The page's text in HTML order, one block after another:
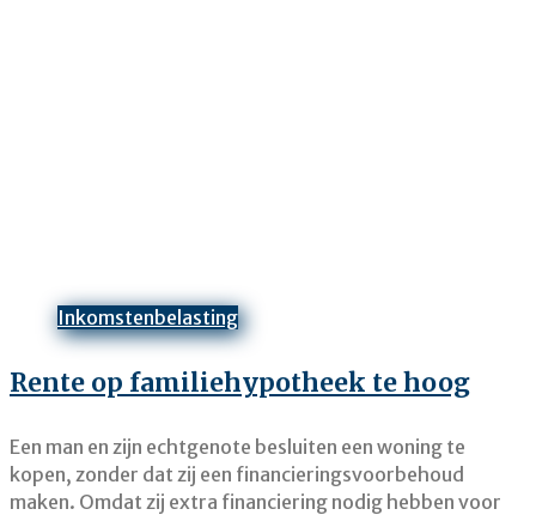
Inkomstenbelasting
Rente op familiehypotheek te hoog
Een man en zijn echtgenote besluiten een woning te
kopen, zonder dat zij een financieringsvoorbehoud
maken. Omdat zij extra financiering nodig hebben voor